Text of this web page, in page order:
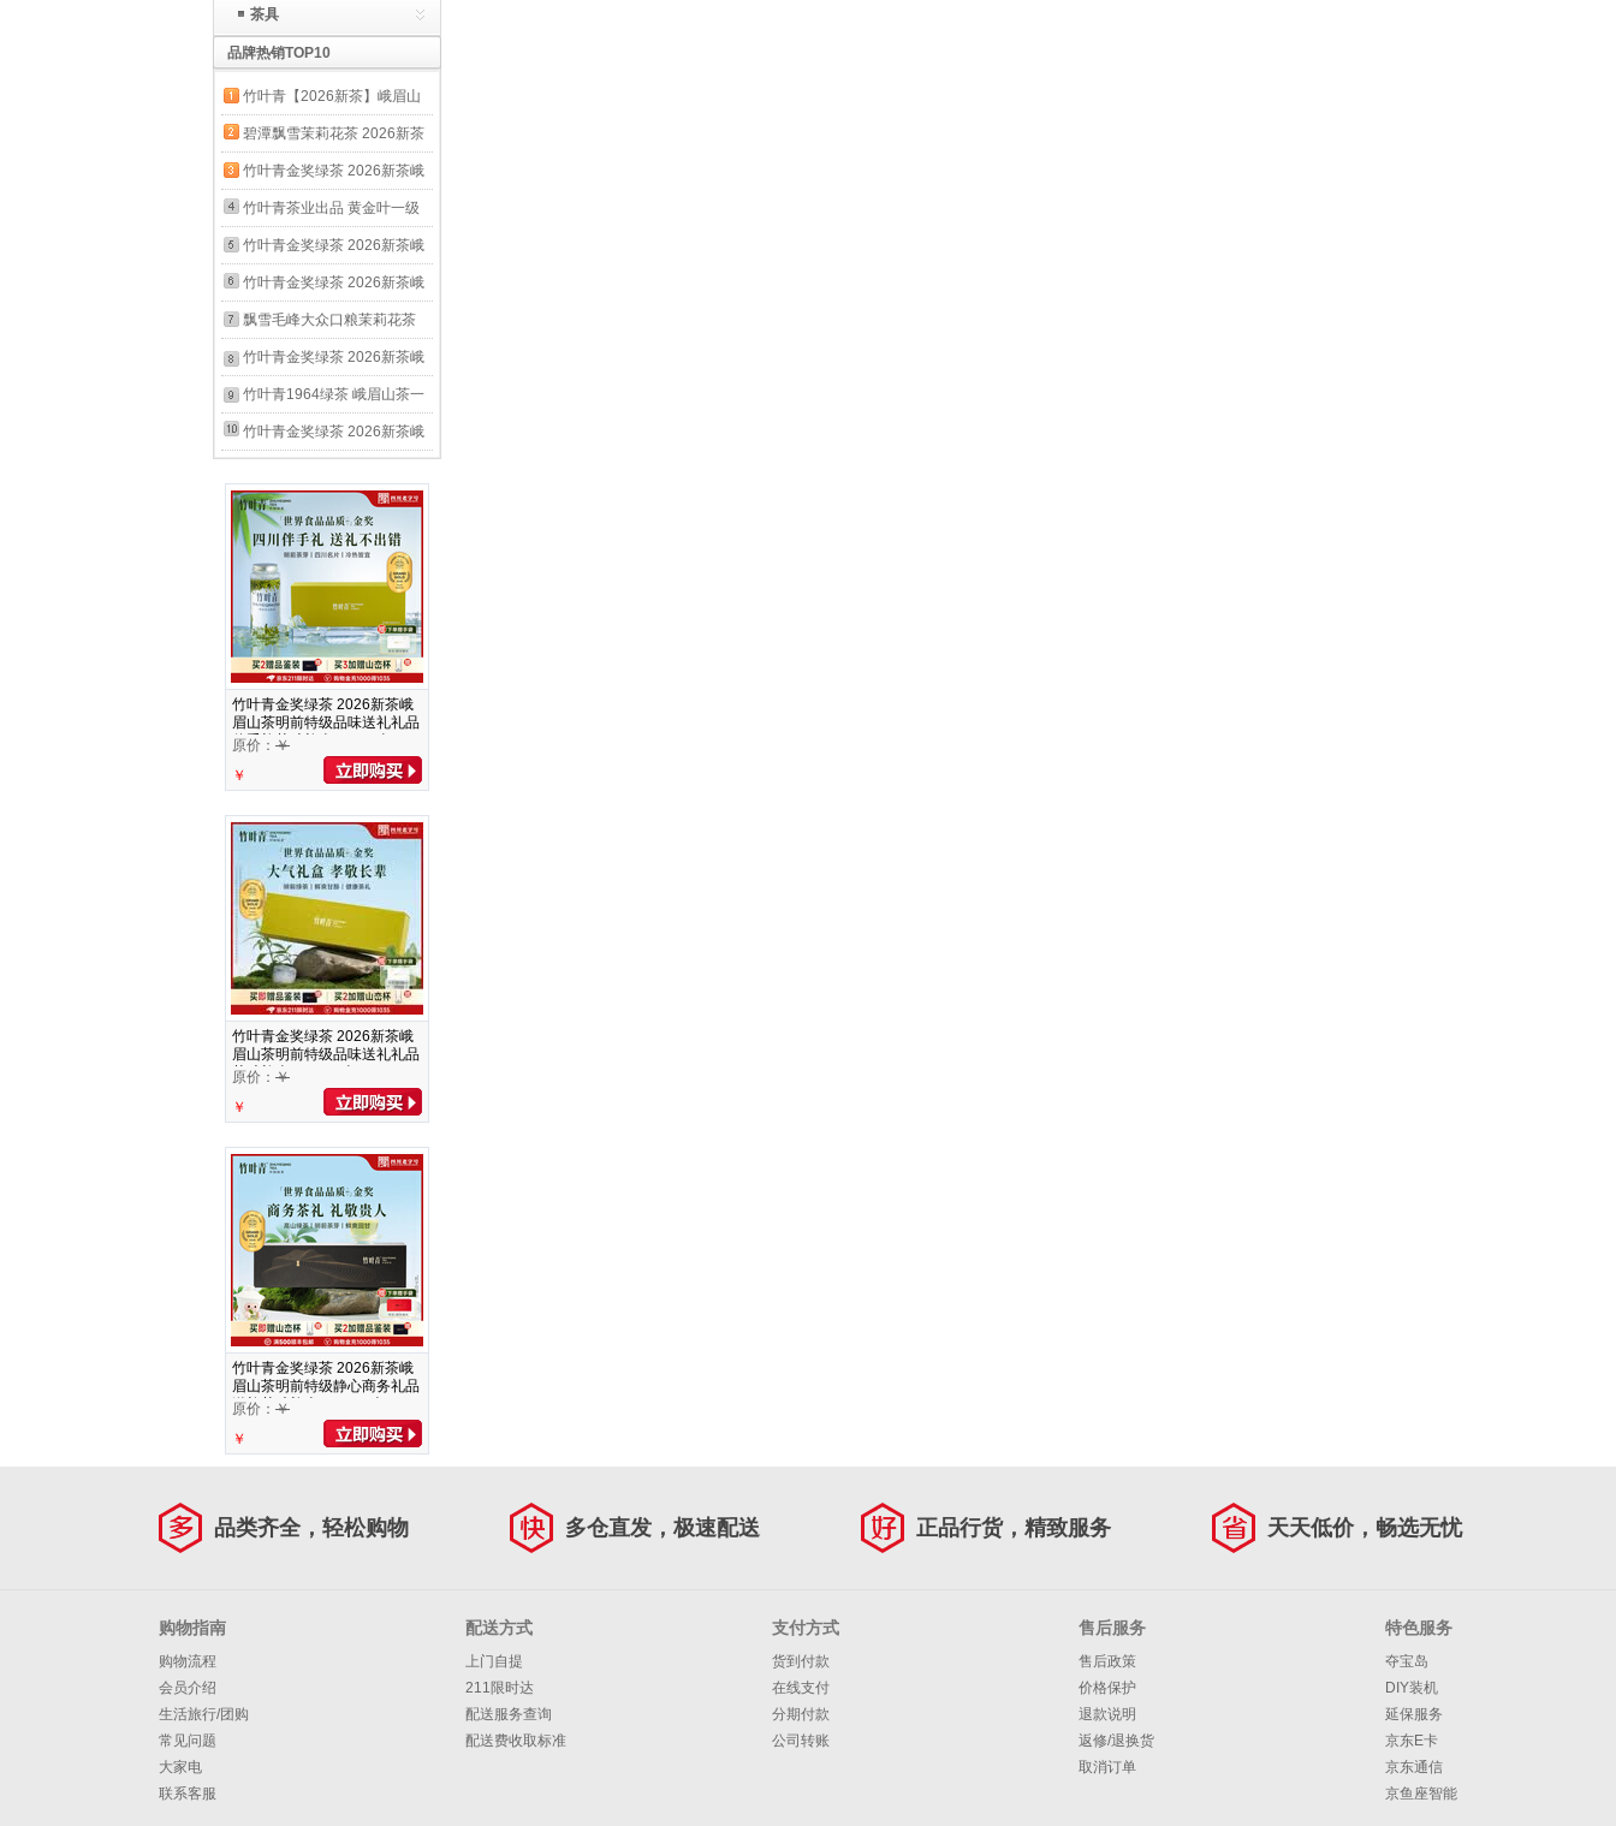
茶具
品牌热销TOP10
竹叶青【2026新茶】峨眉山
明前绿茶特级品味心意茶礼茶
叶礼盒 尝鲜装 18.6g*1盒
碧潭飘雪茉莉花茶 2026新茶
峨眉山茶一级自饮袋装口粮茶
叶自己喝100g
竹叶青金奖绿茶 2026新茶峨
眉山茶明前特级品味袋装自饮
口粮茶叶自己喝 100g*1袋
竹叶青茶业出品 黄金叶一级
黄茶旅行便携自饮口粮茶叶自
己喝 袋装100g
竹叶青金奖绿茶 2026新茶峨
眉山茶明前特级品味袋装口粮
茶叶自己喝45g*2
竹叶青金奖绿茶 2026新茶峨
眉山茶明前特级品味袋装口粮
茶叶自己喝45g
飘雪毛峰大众口粮茉莉花茶
峨眉山茶一级100g 自饮袋装
茶叶自己喝
竹叶青金奖绿茶 2026新茶峨
眉山茶明前特级品味送礼礼品
茶叶礼盒 120g*1盒
竹叶青1964绿茶 峨眉山茶一
级聚会自饮 办公室口粮袋装
竹叶青金奖绿茶 2026新茶峨
口粮茶叶自己喝 家庭分享袋
装 100g*2袋
竹叶青金奖绿茶 2026新茶峨
眉山茶明前特级品味送礼礼品
伴手礼茶叶礼盒 60g*1盒
原价： ￥
￥
竹叶青金奖绿茶 2026新茶峨
眉山茶明前特级品味送礼礼品
茶叶礼盒 120g*1盒
原价： ￥
￥
竹叶青金奖绿茶 2026新茶峨
眉山茶明前特级静心商务礼品
送礼茶叶礼盒 120g*1盒
原价： ￥
￥
品类齐全，轻松购物 多仓直发，极速配送 正品行货，精致服务 天天低价，畅选无忧
购物指南
购物流程
会员介绍
生活旅行/团购
常见问题
大家电
联系客服
配送方式
上门自提
211限时达
配送服务查询
配送费收取标准
支付方式
货到付款
在线支付
分期付款
公司转账
售后服务
售后政策
价格保护
退款说明
返修/退换货
取消订单
特色服务
夺宝岛
DIY装机
延保服务
京东E卡
京东通信
京鱼座智能